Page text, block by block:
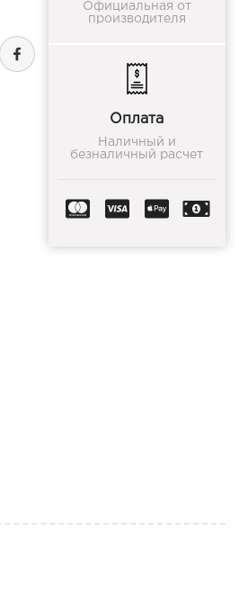
Официальная от
производителя
Оплата
Наличный и
безналичный расчет